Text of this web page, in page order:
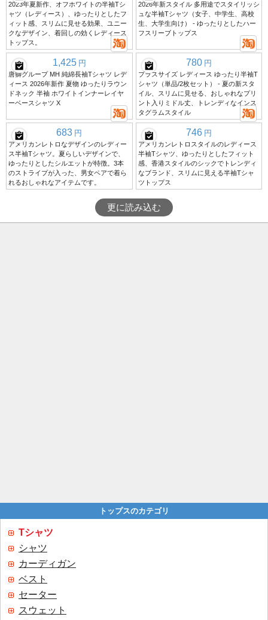
2023年夏新作、オフホワイトの半袖Tシ
ャツ（レディース）、ゆったりとしたフ
ィット感、スリムに見せる効果、ユニー
クなデザイン、着回しの効くレディース
トップス。
2026年新スタイル 多用途でスタイリッシ
ュな半袖Tシャツ（女子、中学生、高校
生、大学生向け） - ゆったりとしたハー
フスリーブトップス
1,425 円
唐獅グループ MH 純綿長袖Tシャツ レデ
ィース 2026年新作 夏物 ゆったりラウン
ドネック 半袖 ホワイトインナーレイヤ
ーベースシャツ X
780 円
プラスサイズ レディース ゆったり半袖T
シャツ（単品/2枚セット） - 夏の新スタ
イル、スリムに見せる、おしゃれなプリ
ント入りミドル丈、トレンディなインス
タグラムスタイル
683 円
アメリカンレトロなデザインのレディー
ス半袖Tシャツ。夏らしいデザインで、
ゆったりとしたシルエットが特徴。3本
のストライプが入った、男女ペアで着ら
れるおしゃれなアイテムです。
746 円
アメリカンレトロスタイルのレディース
半袖Tシャツ、ゆったりとしたフィット
感、香港スタイルのシックでトレンディ
なブランド、スリムに見える半袖Tシャ
ツトップス
更に読み込む
トップスのカテゴリ
Tシャツ
シャツ
カーディガン
ベスト
セーター
スウェット